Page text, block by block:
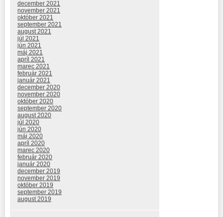
december 2021
november 2021
október 2021
september 2021
august 2021
júl 2021
jún 2021
máj 2021
apríl 2021
marec 2021
február 2021
január 2021
december 2020
november 2020
október 2020
september 2020
august 2020
júl 2020
jún 2020
máj 2020
apríl 2020
marec 2020
február 2020
január 2020
december 2019
november 2019
október 2019
september 2019
august 2019